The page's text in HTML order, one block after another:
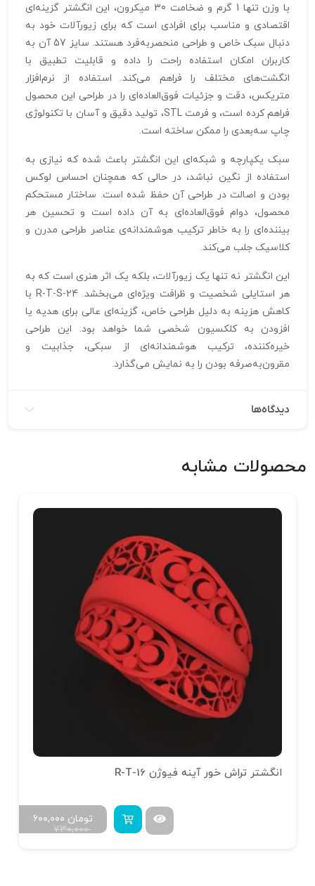
با وزن تنها 1 گرم و ضخامت 30 میکرون، این انگشتر گزینه‌ای
اقتصادی و مناسب برای افرادی است که برای زیورآلات خود به
دنبال سبک خاص و طراحی منحصر‌به‌فرد هستند. سایز 57 آن به
کاربران امکان استفاده راحت را داده و قابلیت تطبیق با
انگشت‌های مختلف را فراهم می‌کند. استفاده از نرم‌افزار
متریکس، دقت و جزئیات فوق‌العاده‌ای را در طراحی این محصول
فراهم کرده است، و فرمت STL، تولید دقیق و آسان با تکنولوژی
چاپ سه‌بعدی را ممکن ساخته است.
سبک یکپارچه و شبکه‌ای این انگشتر باعث شده که نیازی به
استفاده از نگین نباشد، در حالی که همچنان احساس لوکس
بودن و اصالت در طراحی آن حفظ شده است. ساختار مستحکم
محصول، دوام فوق‌العاده‌ای به آن داده است و تحسین هر
بیننده‌ای را به خاطر ترکیب هوشمندانه‌ی عناصر طراحی مدرن و
کلاسیک جلب می‌کند.
این انگشتر نه تنها یک زیورآلات، بلکه یک اثر هنری است که به
هر استایلی شخصیت و ظرافت ویژه‌ای می‌بخشد. R-T-S-24 با
کاهش هزینه به دلیل طراحی خاص، گزینه‌ای عالی برای هدیه یا
افزودن به کلکسیون شخصی شما خواهد بود. این طراحی
خیره‌کننده، ترکیب هوشمندانه‌ای از سبکی، جذابیت و
مقرون‌به‌صرفه بودن را به نمایش می‌گذارد.
دیدگاه‌ها
محصولات مشابه
انگشتر تراش خور آینه فیوژن R-T-16
۷۳۰,۰۰۰
۶۰۰,۰۰۰ تومان